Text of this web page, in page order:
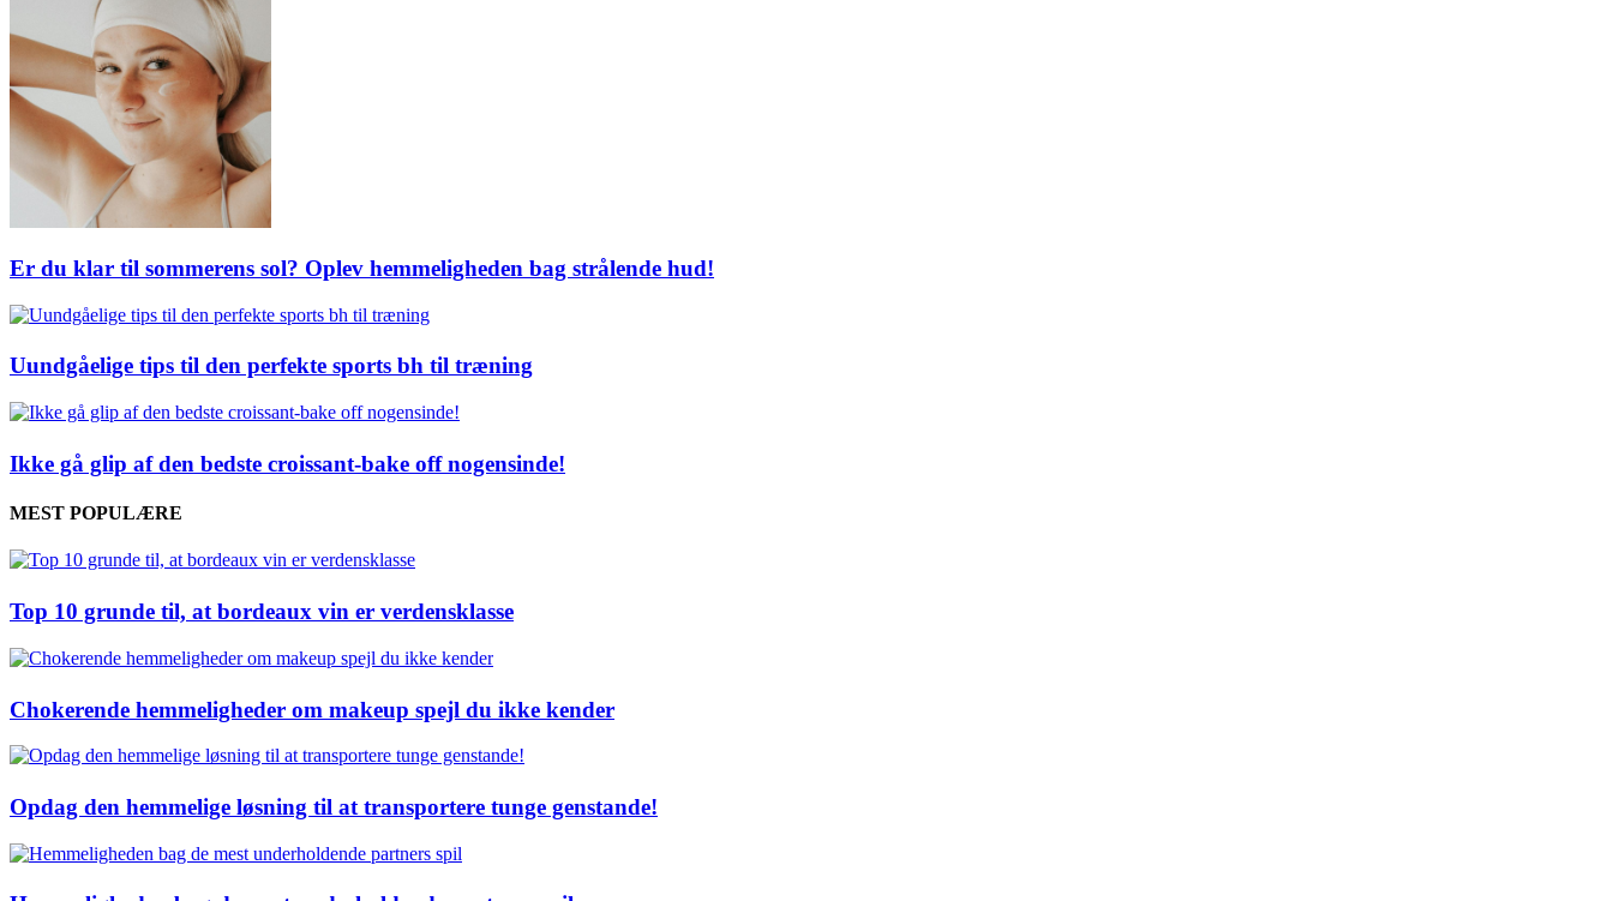
Er du klar til sommerens sol? Oplev hemmeligheden bag strålende hud!
Uundgåelige tips til den perfekte sports bh til træning
Ikke gå glip af den bedste croissant-bake off nogensinde!
MEST POPULÆRE
Top 10 grunde til, at bordeaux vin er verdensklasse
Chokerende hemmeligheder om makeup spejl du ikke kender
Opdag den hemmelige løsning til at transportere tunge genstande!